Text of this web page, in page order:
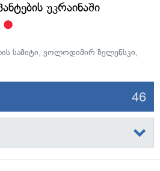
უკრაინაში
სამიტი, ვოლოდიმირ ზელენსკი,
46